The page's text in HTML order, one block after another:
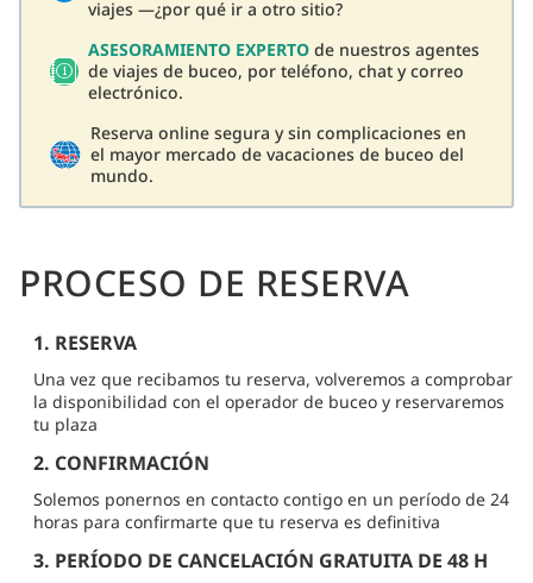
viajes —¿por qué ir a otro sitio?
ASESORAMIENTO EXPERTO de nuestros agentes
de viajes de buceo, por teléfono, chat y correo
electrónico.
Reserva online segura y sin complicaciones en
el mayor mercado de vacaciones de buceo del
mundo.
PROCESO DE RESERVA
1. RESERVA
Una vez que recibamos tu reserva, volveremos a comprobar
la disponibilidad con el operador de buceo y reservaremos
tu plaza
2. CONFIRMACIÓN
Solemos ponernos en contacto contigo en un período de 24
horas para confirmarte que tu reserva es definitiva
3. PERÍODO DE CANCELACIÓN GRATUITA DE 48 H